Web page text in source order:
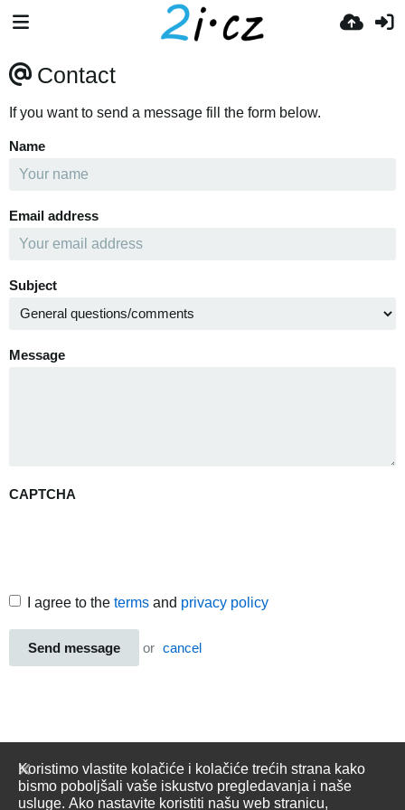
Contact
If you want to send a message fill the form below.
Name
Email address
Subject
Message
CAPTCHA
I agree to the terms and privacy policy
Send message or cancel
Koristimo vlastite kolačiće i kolačiće trećih strana kako
bismo poboljšali vaše iskustvo pregledavanja i naše
usluge. Ako nastavite koristiti našu web stranicu,